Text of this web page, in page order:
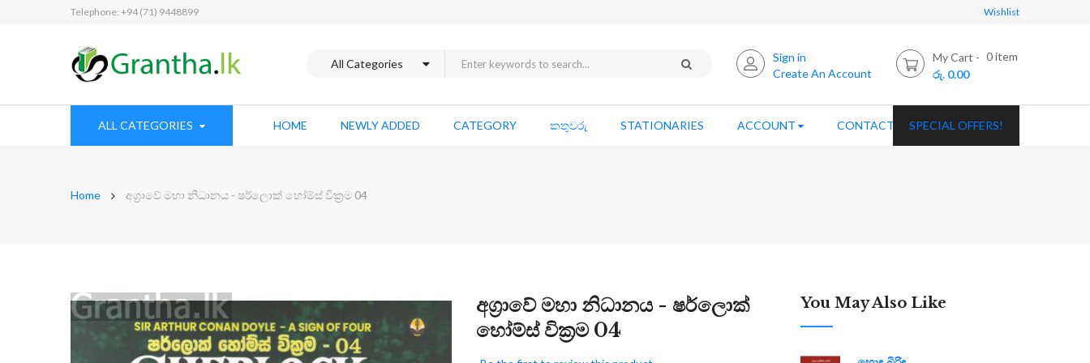
Telephone: +94 (71) 9448899 Wishlist
Sign in
Create An Account
My Cart 0item
රු. 0.00
ALL CATEGORIES HOME NEWLY ADDED CATEGORY කතුවරු STATIONARIES ACCOUNT CONTACT USSPECIAL OFFERS!
Home අග්‍රාවේ මහා නිධානය - ෂර්ලොක් හෝම්ස් වික්‍රම 04
අග්‍රාවේ මහා නිධානය - ෂර්ලොක්
හෝම්ස් වික්‍රම 04
Skip
to
the
Skip
You May Also Like